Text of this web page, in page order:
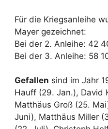
Für die Kriegsanleihe
Mayer gezeichnet:
Bei der 2. Anleihe: 42
Bei der 3. Anleihe: 58
Gefallen sind im Jahr
Hauff (29. Jan.), David
Matthäus Groß (25.
Juni), Matthäus Miller